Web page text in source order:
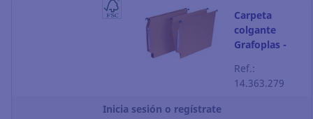
Carpeta
colgante
Grafoplas -
kraft - Pack
de 50
Ref.:
14.363.279
Inicia sesión o regístrate